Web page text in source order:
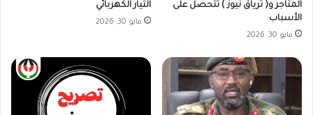
المتاجر و( ترياق نيوز ) تتحصل على
الأسباب
مايو 30, 2026
التيار الكهربائي
مايو 30, 2026